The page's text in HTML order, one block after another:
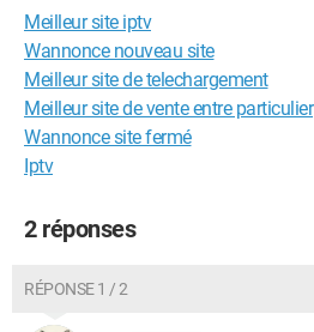
Meilleur site iptv
Wannonce nouveau site
Meilleur site de telechargement
Meilleur site de vente entre particulier
Wannonce site fermé
Iptv
2 réponses
RÉPONSE 1 / 2